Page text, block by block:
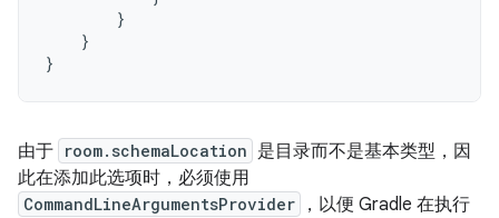
}
}
}
由于 room.schemaLocation 是目录而不是基本类型，因
此在添加此选项时，必须使用
CommandLineArgumentsProvider
，以便 Gradle 在执行